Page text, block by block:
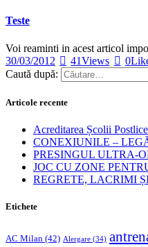
Teste
Voi reaminti in acest articol
30/03/2012
41Views 0
Caută după:
Articole recente
Acreditarea Școlii
CONEXIUNILE –
PRESINGUL ULTRA-
JOC CU ZONE
REGRETE, LACRIMI
Etichete
AC Milan (42) Alergare (34)